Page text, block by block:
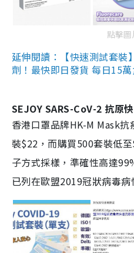
點擊
延伸閱讀：【快速測試套裝
劑！最快即日發貨 每日15
SEJOY SARS-CoV-2 抗原
香港口罩品牌HK-M Mask
裝$22，而購買500套裝低
子方式採樣，準確性高達
已列在歐盟2019冠狀病毒